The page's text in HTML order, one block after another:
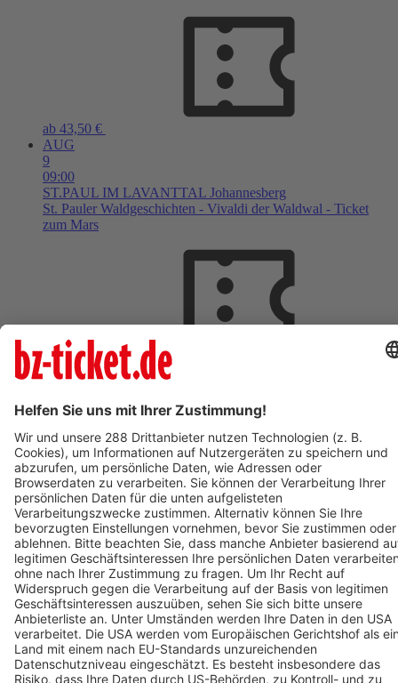
ab 43,50 €
AUG
9
09:00
ST.PAUL IM LAVANTTAL Johannesberg
St. Pauler Waldgeschichten - Vivaldi der Waldwal - Ticket
zum Mars
ab 18,00 €
AUG
So, 09:00
St. Pauler Waldgeschichten - Vivaldi der Waldwal - Ticket
zum Mars
ab 18,00 €
AUG
9
09:00
OBERHAUSEN OBEX | Oberhausen
POLAR EXPERIENCE - Die immersive Ausstellung